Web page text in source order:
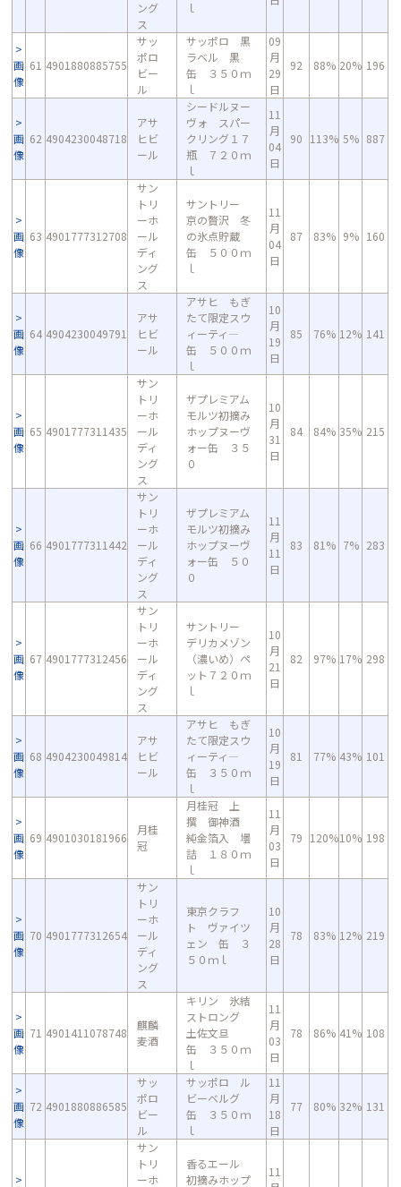
ング
ス
ｌ
画
像
61 4901880885755
サッ
ポロ
ビー
ル
サッポロ 黒
ラベル 黒
缶 ３５０ｍ
ｌ
09
月
29
日
92 88% 20% 196
画
像
62 4904230048718
アサ
ヒビ
ール
シードルヌー
ヴォ スパー
クリング１７
瓶 ７２０ｍ
ｌ
11
月
04
日
90 113% 5% 887
画
像
63 4901777312708
サン
トリ
ーホ
ール
ディ
ング
ス
サントリー
京の贅沢 冬
の氷点貯蔵
缶 ５００ｍ
ｌ
11
月
04
日
87 83% 9% 160
画
像
64 4904230049791
アサ
ヒビ
ール
アサヒ もぎ
たて限定スウ
ィーティ―
缶 ５００ｍ
ｌ
10
月
19
日
85 76% 12% 141
画
像
65 4901777311435
サン
トリ
ーホ
ール
ディ
ング
ス
ザプレミアム
モルツ初摘み
ホップヌーヴ
ォー缶 ３５
０
10
月
31
日
84 84% 35% 215
画
像
66 4901777311442
サン
トリ
ーホ
ール
ディ
ング
ス
ザプレミアム
モルツ初摘み
ホップヌーヴ
ォー缶 ５０
０
11
月
11
日
83 81% 7% 283
画
像
67 4901777312456
サン
トリ
ーホ
ール
ディ
ング
ス
サントリー
デリカメゾン
（濃いめ）ペ
ット７２０ｍ
ｌ
10
月
21
日
82 97% 17% 298
画
像
68 4904230049814
アサ
ヒビ
ール
アサヒ もぎ
たて限定スウ
ィーティ―
缶 ３５０ｍ
ｌ
10
月
19
日
81 77% 43% 101
画
像
69 4901030181966
月桂
冠
月桂冠 上
撰 御神酒
純金箔入 壜
詰 １８０ｍ
ｌ
11
月
03
日
79 120%10% 198
画
像
70 4901777312654
サン
トリ
ーホ
ール
ディ
ング
ス
東京クラフ
ト ヴァイツ
ェン 缶 ３
５０ｍｌ
10
月
28
日
78 83% 12% 219
画
像
71 4901411078748
麒麟
麦酒
キリン 氷結
ストロング
土佐文旦
缶 ３５０ｍ
ｌ
11
月
03
日
78 86% 41% 108
画
像
72 4901880886585
サッ
ポロ
ビー
ル
サッポロ ル
ビーベルグ
缶 ３５０ｍ
ｌ
11
月
18
日
77 80% 32% 131
サン
トリ
ーホ
香るエール
初摘みホップ
11